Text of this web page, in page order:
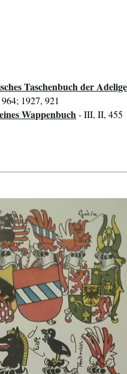
Taschenbuch der
1927, 921
Wappenbuch- III, II, 455